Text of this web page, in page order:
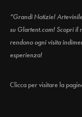
“Grandi Notizie!
su Glartent.com! Scopri il
rendono ogni visita
esperienza!
Clicca per visitare la